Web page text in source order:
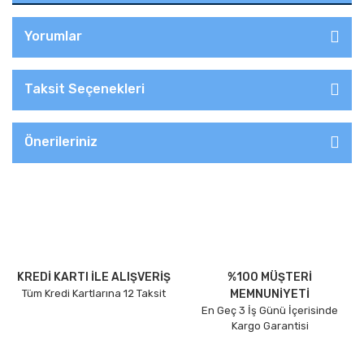
Yorumlar
Taksit Seçenekleri
Önerileriniz
KREDİ KARTI İLE ALIŞVERİŞ
Tüm Kredi Kartlarına 12 Taksit
%100 MÜŞTERİ
MEMNUNİYETİ
En Geç 3 İş Günü İçerisinde
Kargo Garantisi